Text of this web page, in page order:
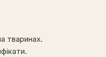
тваринах.